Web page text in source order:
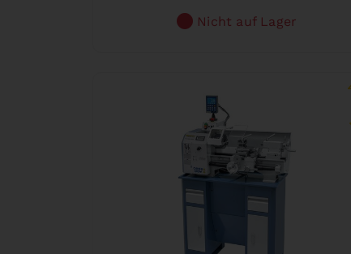
Nicht auf Lager